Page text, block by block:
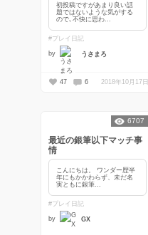
初投稿ですがあまり良い話
題ではないような気がする
ので､不快に思わ...
#プレイ日記
by うさまろ
47 6 2018年10月17日
最近の銀筆以下マッチ事
情
こんにちは。 ワンダー歴半
年にもかかわらず、未だ名
実ともに銀筆...
#プレイ日記
by GX
6707